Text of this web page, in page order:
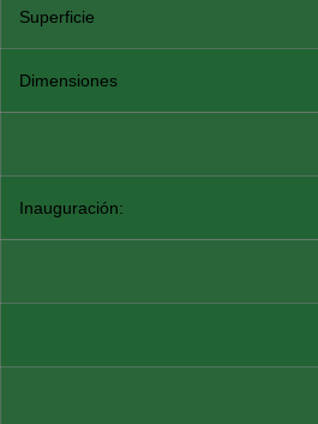
Superficie
Dimensiones
Inauguración: